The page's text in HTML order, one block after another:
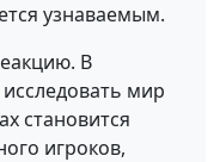
узнаваемым.
В
мир
становится
игроков,